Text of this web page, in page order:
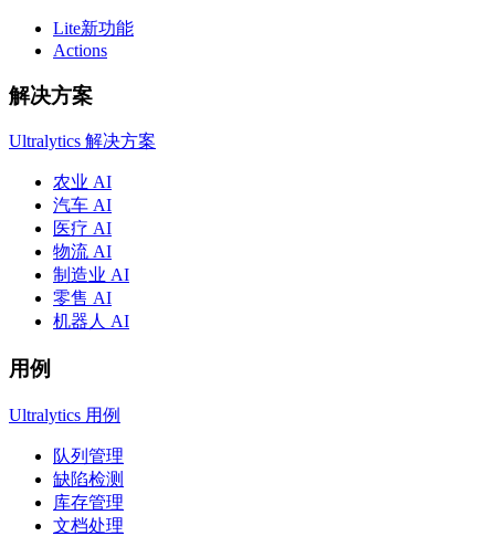
Lite新功能
Actions
解决方案
Ultralytics 解决方案
农业 AI
汽车 AI
医疗 AI
物流 AI
制造业 AI
零售 AI
机器人 AI
用例
Ultralytics 用例
队列管理
缺陷检测
库存管理
文档处理